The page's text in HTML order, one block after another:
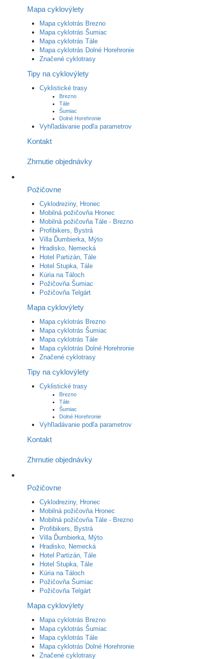
Mapa cyklovýlety
Mapa cyklotrás Brezno
Mapa cyklotrás Šumiac
Mapa cyklotrás Tále
Mapa cyklotrás Dolné Horehronie
Značené cyklotrasy
Tipy na cyklovýlety
Cyklistické trasy
Brezno
Tále
Šumiac
Dolné Horehronie
Vyhľladávanie podľa parametrov
Kontakt
Zhrnutie objednávky
Požičovne
Cyklodreziny, Hronec
Mobilná požičovňa Hronec
Mobilná požičovňa Tále - Brezno
Profibikers, Bystrá
Villa Ďumbierka, Mýto
Hradisko, Nemecká
Hotel Partizán, Tále
Hotel Stupka, Tále
Kúria na Táloch
Požičovňa Šumiac
Požičovňa Telgárt
Mapa cyklovýlety
Mapa cyklotrás Brezno
Mapa cyklotrás Šumiac
Mapa cyklotrás Tále
Mapa cyklotrás Dolné Horehronie
Značené cyklotrasy
Tipy na cyklovýlety
Cyklistické trasy
Brezno
Tále
Šumiac
Dolné Horehronie
Vyhľladávanie podľa parametrov
Kontakt
Zhrnutie objednávky
Požičovne
Cyklodreziny, Hronec
Mobilná požičovňa Hronec
Mobilná požičovňa Tále - Brezno
Profibikers, Bystrá
Villa Ďumbierka, Mýto
Hradisko, Nemecká
Hotel Partizán, Tále
Hotel Stupka, Tále
Kúria na Táloch
Požičovňa Šumiac
Požičovňa Telgárt
Mapa cyklovýlety
Mapa cyklotrás Brezno
Mapa cyklotrás Šumiac
Mapa cyklotrás Tále
Mapa cyklotrás Dolné Horehronie
Značené cyklotrasy